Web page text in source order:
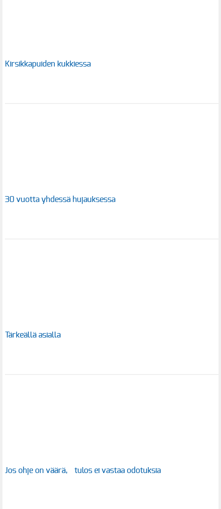
Kirsikkapuiden kukkiessa
30 vuotta yhdessä hujauksessa
Tärkeällä asialla
Jos ohje on väärä, tulos ei vastaa odotuksia